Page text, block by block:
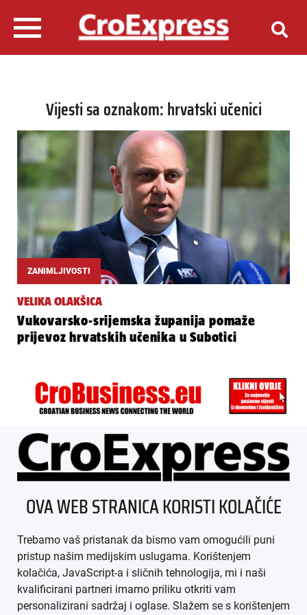
Vijesti sa oznakom: hrvatski učenici
ZANIMLJIVOSTI
VELIKA OLAKŠICA
Vukovarsko-srijemska županija pomaže
prijevoz hrvatskih učenika u Subotici
ÜBER UNS
IMPRESSUM
AGB
DATENSCHUTZ
OVA WEB STRANICA KORISTI KOLAČIĆE
Trebamo vaš pristanak da bismo vam omogućili puni
pristup našim medijskim uslugama. Korištenjem
kolačića, JavaScript-a i sličnih tehnologija, mi i naši
kvalificirani partneri imamo priliku otkriti vam
personalizirani sadržaj i oglase. Slažem se s korištenjem